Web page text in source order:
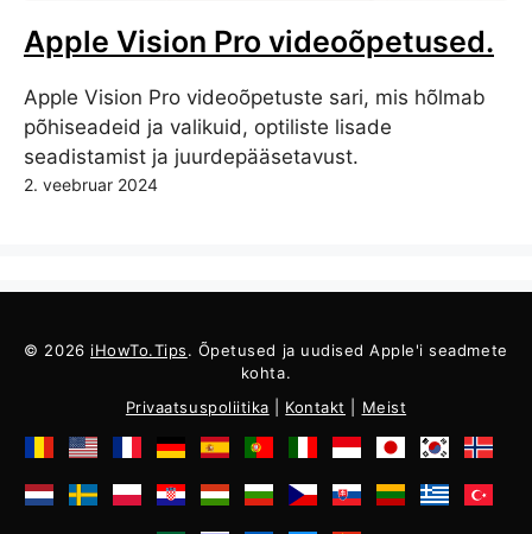
Apple Vision Pro videoõpetused.
Apple Vision Pro videoõpetuste sari, mis hõlmab
põhiseadeid ja valikuid, optiliste lisade
seadistamist ja juurdepääsetavust.
2. veebruar 2024
© 2026 iHowTo.Tips. Õpetused ja uudised Apple'i seadmete
kohta.
Privaatsuspoliitika
Kontakt Meist